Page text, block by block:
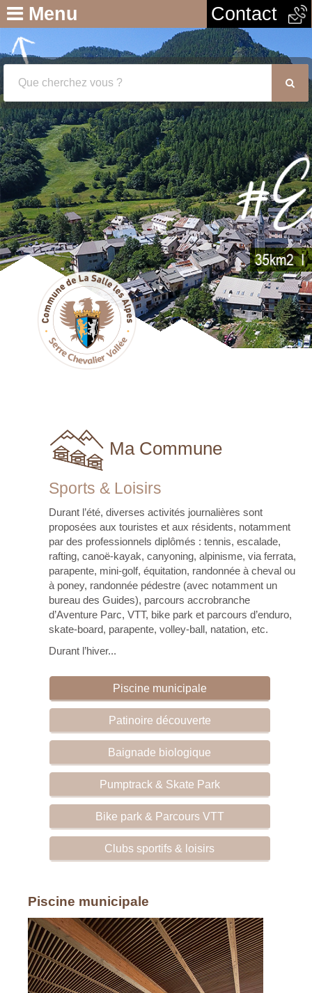
Contact
Menu
Ma Commune
Sports & Loisirs
Durant l’été, diverses activités journalières sont
proposées aux touristes et aux résidents, notamment
par des professionnels diplômés : tennis, escalade,
rafting, canoë-kayak, canyoning, alpinisme, via ferrata,
parapente, mini-golf, équitation, randonnée à cheval ou
à poney, randonnée pédestre (avec notamment un
bureau des Guides), parcours accrobranche
d’Aventure Parc, VTT, bike park et parcours d’enduro,
skate-board, parapente, volley-ball, natation, etc.
Durant l’hiver...
Piscine municipale
Patinoire découverte
Baignade biologique
Pumptrack & Skate Park
Bike park & Parcours VTT
Clubs sportifs & loisirs
Piscine municipale